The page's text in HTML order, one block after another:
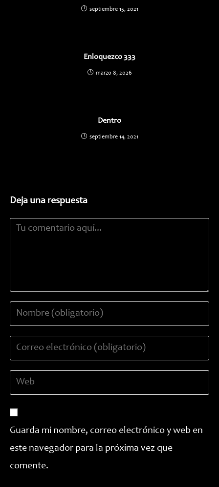
septiembre 15, 2021
Enloquezco 333
marzo 8, 2026
Dentro
septiembre 14, 2021
Deja una respuesta
Comentario
usuario
para
de
para
comentar
(opcional)
Guarda mi nombre, correo electrónico y web en
este navegador para la próxima vez que
comente.